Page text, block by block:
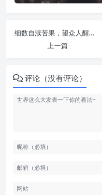
细数自渎苦果，望众人醒悟！ | 纵欲危害
上一篇
评论（没有评论）